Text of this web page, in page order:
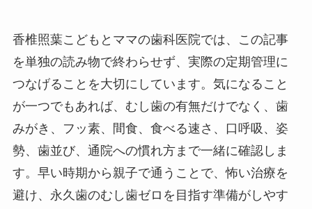
香椎照葉こどもとママの歯科医院では、この記事
を単独の読み物で終わらせず、実際の定期管理に
つなげることを大切にしています。気になること
が一つでもあれば、むし歯の有無だけでなく、歯
みがき、フッ素、間食、食べる速さ、口呼吸、姿
勢、歯並び、通院への慣れ方まで一緒に確認しま
す。早い時期から親子で通うことで、怖い治療を
避け、永久歯のむし歯ゼロを目指す準備がしやす